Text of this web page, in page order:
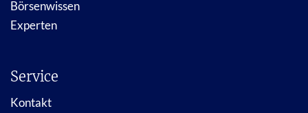
Börsenwissen
Experten
Service
Kontakt